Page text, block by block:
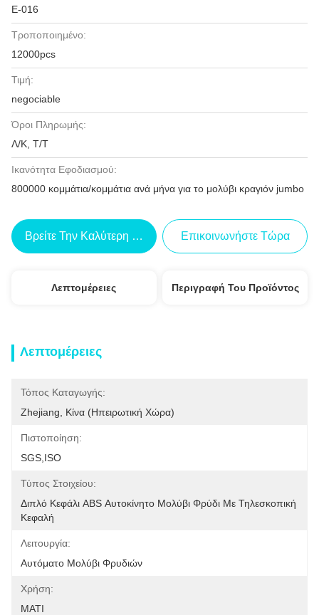
Ε-016
Τροποποιημένο:
12000pcs
Τιμή:
negociable
Όροι Πληρωμής:
Λ/Κ, Τ/Τ
Ικανότητα Εφοδιασμού:
800000 κομμάτια/κομμάτια ανά μήνα για το μολύβι κραγιόν jumbo
Βρείτε Την Καλύτερη Τιμή Επικοινωνήστε Τώρα
Λεπτομέρειες Περιγραφή Του Προϊόντος
Λεπτομέρειες
Τόπος Καταγωγής:
Zhejiang, Κίνα (ηπειρωτική Χώρα)
Πιστοποίηση:
SGS,ISO
Τύπος Στοιχείου:
Διπλό Κεφάλι ABS Αυτοκίνητο Μολύβι Φρύδι Με Τηλεσκοπική
Κεφαλή
Λειτουργία:
Αυτόματο Μολύβι Φρυδιών
Χρήση:
ΜΑΤΙ